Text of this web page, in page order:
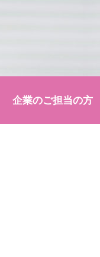
企業のご担当の方